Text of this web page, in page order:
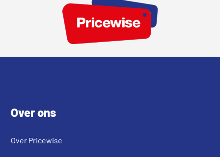
Over ons
Over Pricewise